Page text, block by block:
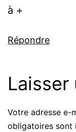
à +
Répondre
Laisser
Votre adresse e-
obligatoires sont